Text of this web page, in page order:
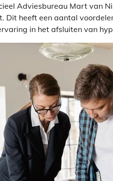
Adviesbureau Mart van
Dit heeft een aantal
in het afsluiten van